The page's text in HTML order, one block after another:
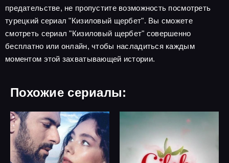
предательстве, не пропустите возможность посмотреть
турецкий сериал "Кизиловый щербет". Вы сможете
смотреть сериал "Кизиловый щербет" совершенно
бесплатно или онлайн, чтобы насладиться каждым
моментом этой захватывающей истории.
Похожие сериалы: